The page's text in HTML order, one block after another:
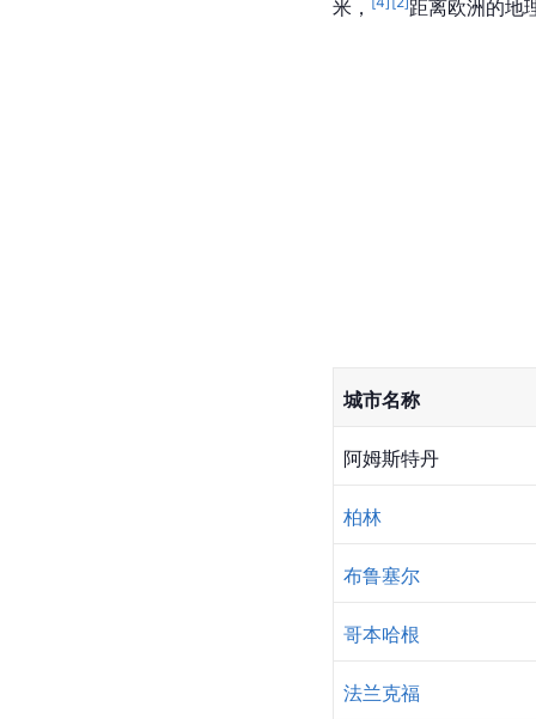
米， 距离欧洲 的地
城市名称
阿姆斯特丹
柏林
布鲁塞尔
哥本哈根
法兰克福